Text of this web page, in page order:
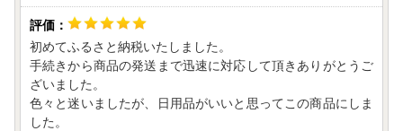
初めてふるさと納税いたしました。
手続きから商品の発送まで迅速に対応して頂きありがとうご
ざいました。
色々と迷いましたが、日用品がいいと思ってこの商品にしま
した。